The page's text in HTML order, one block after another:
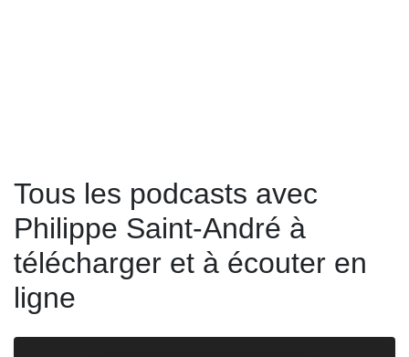
Tous les podcasts avec
Philippe Saint-André à
télécharger et à écouter en
ligne